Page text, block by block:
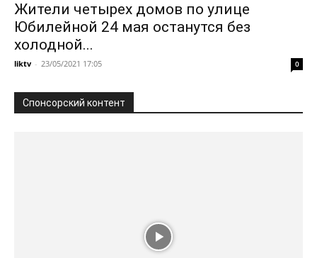
Жители четырех домов по улице
Юбилейной 24 мая останутся без
холодной...
liktv - 23/05/2021 17:05 0
Спонсорский контент